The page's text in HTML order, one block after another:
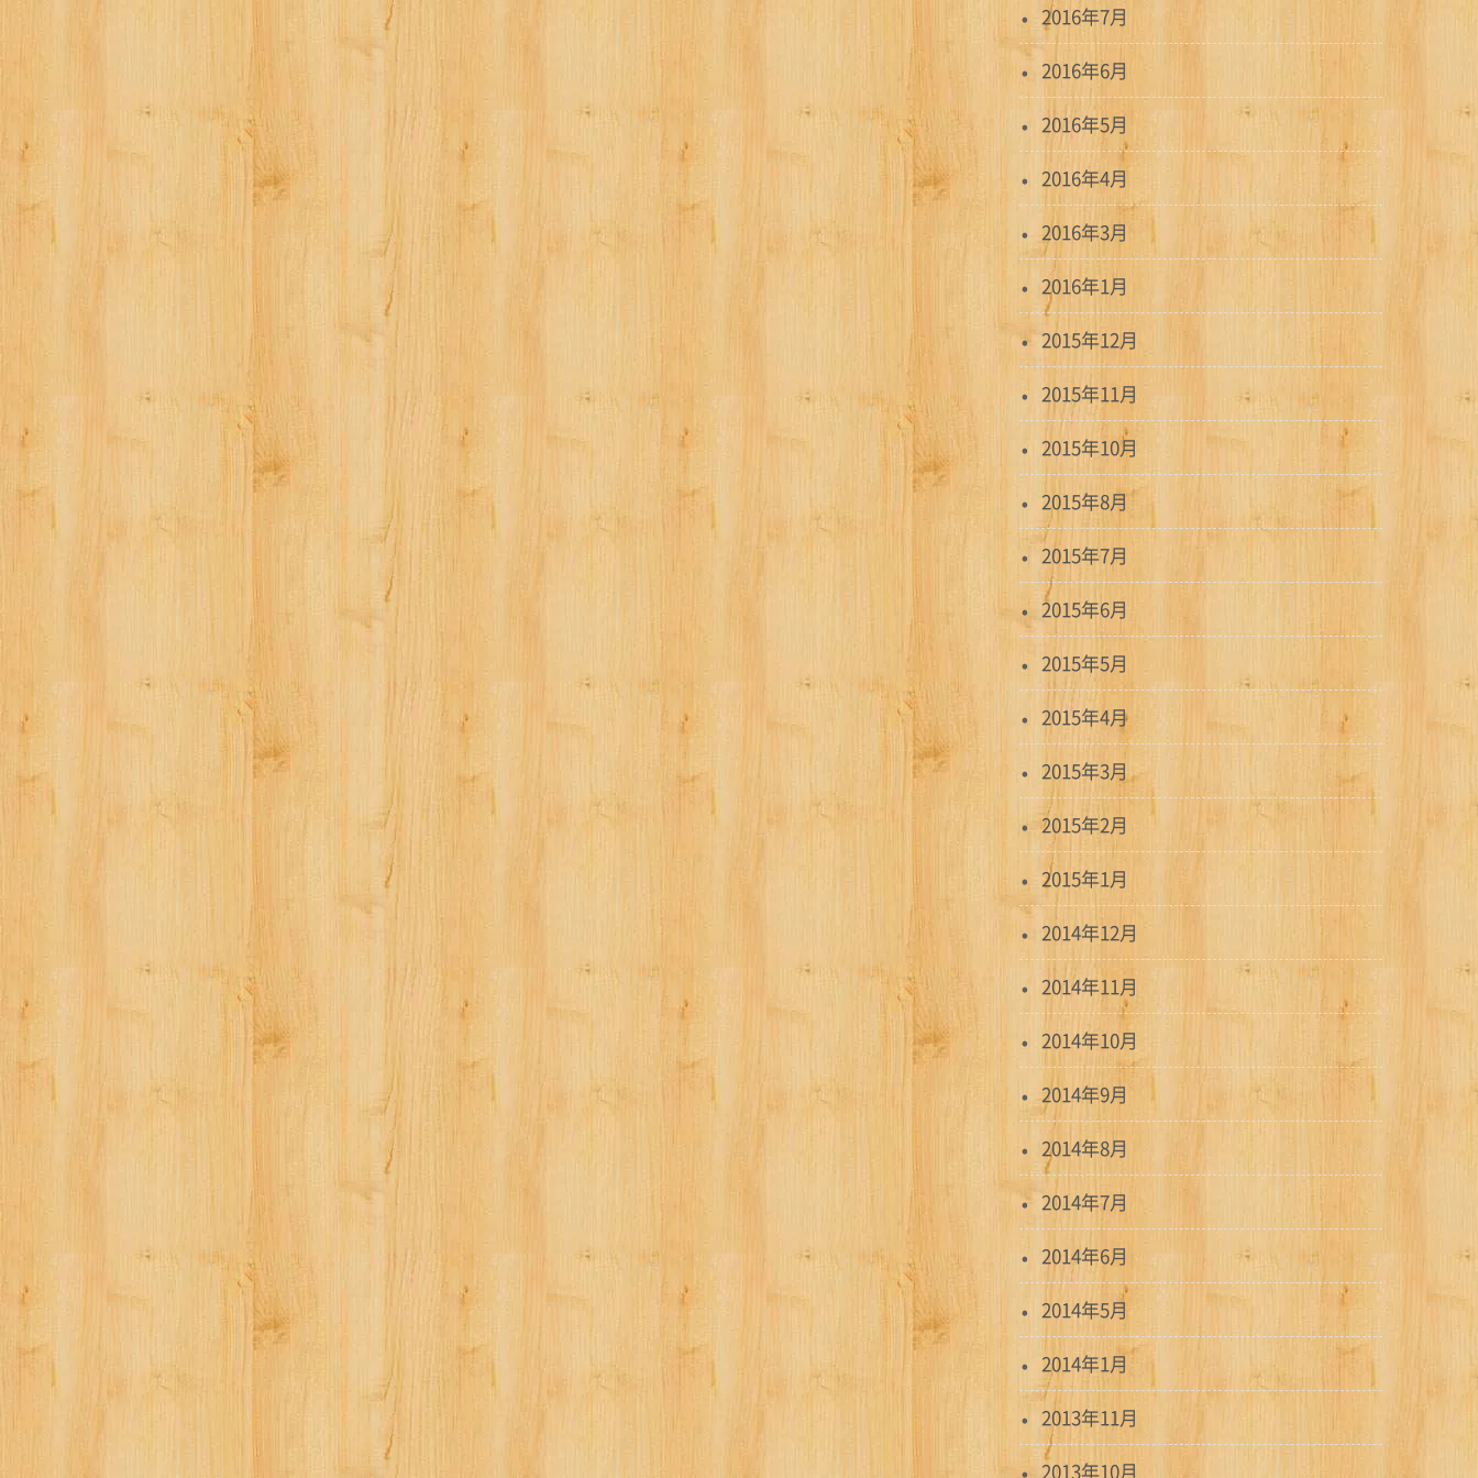
2016年7月
2016年6月
2016年5月
2016年4月
2016年3月
2016年1月
2015年12月
2015年11月
2015年10月
2015年8月
2015年7月
2015年6月
2015年5月
2015年4月
2015年3月
2015年2月
2015年1月
2014年12月
2014年11月
2014年10月
2014年9月
2014年8月
2014年7月
2014年6月
2014年5月
2014年1月
2013年11月
2013年10月